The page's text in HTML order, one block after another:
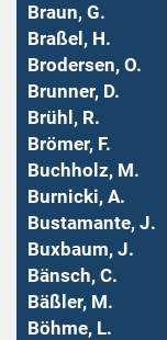
Braun, G.
Braßel, H.
Brodersen, O.
Brunner, D.
Brühl, R.
Brömer, F.
Buchholz, M.
Burnicki, A.
Bustamante, J.
Buxbaum, J.
Bänsch, C.
Bäßler, M.
Böhme, L.